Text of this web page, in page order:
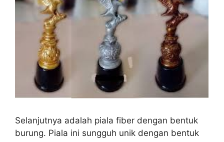
Selanjutnya adalah piala fiber dengan bentuk
burung. Piala ini sungguh unik dengan bentuk